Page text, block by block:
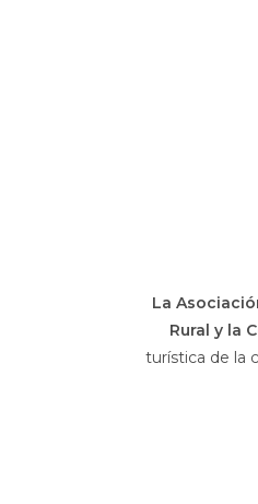
La
Rural y la
turística de la